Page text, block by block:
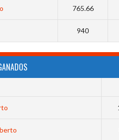
765.66
940